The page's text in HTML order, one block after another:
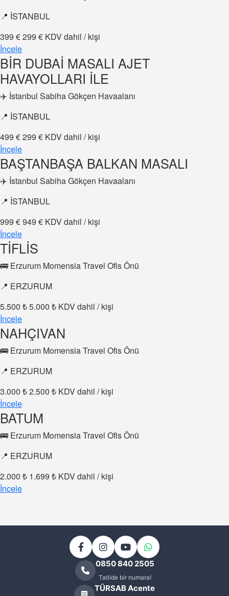
📍 İSTANBUL
399 €299 € KDV dahil / kişi
İncele
BİR DUBAİ MASALI AJET
HAVAYOLLARI İLE
✈️ İstanbul Sabiha Gökçen Havaalanı
📍 İSTANBUL
499 €299 € KDV dahil / kişi
İncele
BAŞTANBAŞA BALKAN MASALI
✈️ İstanbul Sabiha Gökçen Havaalanı
📍 İSTANBUL
999 €949 € KDV dahil / kişi
İncele
TİFLİS
🚌 Erzurum Momensia Travel Ofis Önü
📍 ERZURUM
5.500 ₺5.000 ₺ KDV dahil / kişi
İncele
NAHÇIVAN
🚌 Erzurum Momensia Travel Ofis Önü
📍 ERZURUM
3.000 ₺2.500 ₺ KDV dahil / kişi
İncele
BATUM
🚌 Erzurum Momensia Travel Ofis Önü
📍 ERZURUM
2.000 ₺ 1.699 ₺ KDV dahil / kişi
İncele
0850 840 2505
Tatilde bir numara!
TÜRSAB Acente